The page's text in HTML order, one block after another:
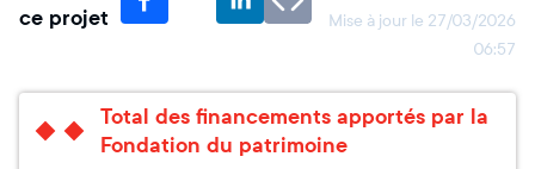
ce projet
Mise à jour le 27/03/2026
06:57
Total des financements apportés par la
Fondation du patrimoine